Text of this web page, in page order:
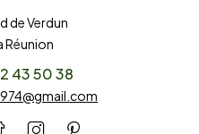
de Verdun
Réunion
43 50 38